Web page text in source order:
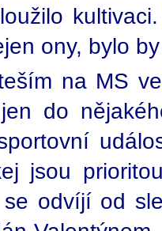
ony, bylo
na MS
do
jsou
odvíjí od